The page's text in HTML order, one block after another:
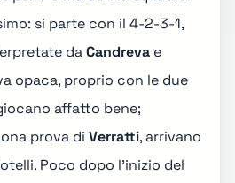
si parte con il 4-2-3-1,
daCandreva e
opaca, proprio con le due
affatto bene;
prova di Verratti, arrivano
Poco dopo l'inizio del